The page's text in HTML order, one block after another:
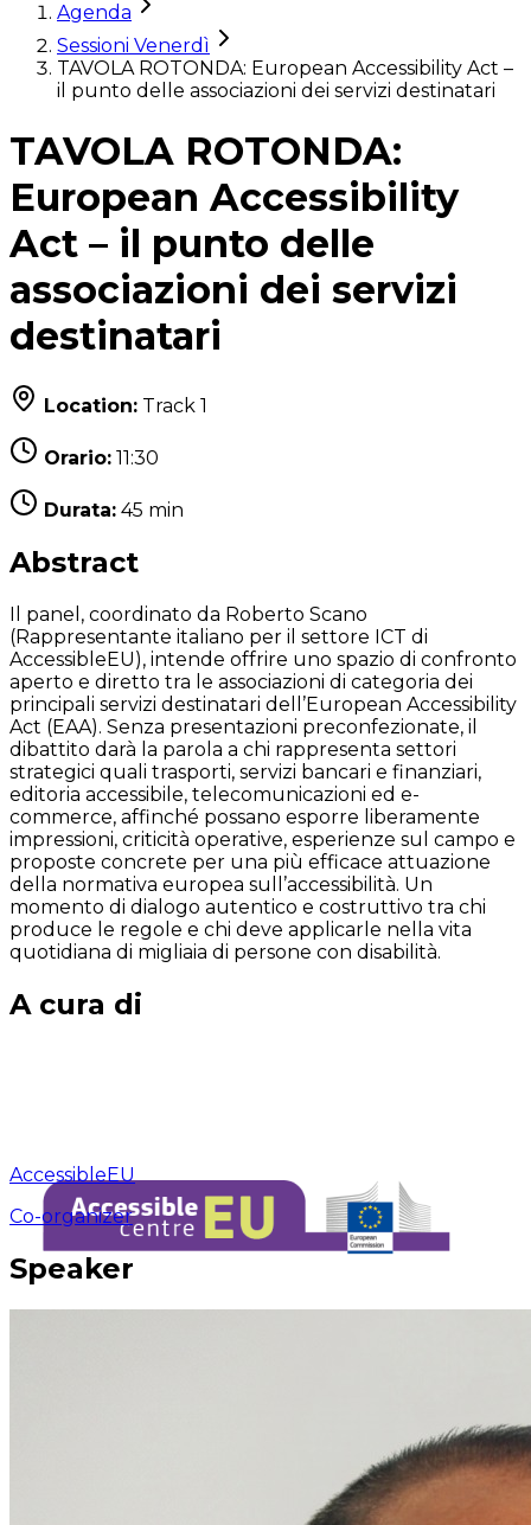
Agenda
Sessioni Venerdì
TAVOLA ROTONDA: European Accessibility Act –
il punto delle associazioni dei servizi destinatari
TAVOLA ROTONDA:
European Accessibility
Act – il punto delle
associazioni dei servizi
destinatari
Location: Track 1
Orario: 11:30
Durata: 45 min
Abstract
Il panel, coordinato da Roberto Scano
(Rappresentante italiano per il settore ICT di
AccessibleEU), intende offrire uno spazio di confronto
aperto e diretto tra le associazioni di categoria dei
principali servizi destinatari dell’European Accessibility
Act (EAA). Senza presentazioni preconfezionate, il
dibattito darà la parola a chi rappresenta settori
strategici quali trasporti, servizi bancari e finanziari,
editoria accessibile, telecomunicazioni ed e-
commerce, affinché possano esporre liberamente
impressioni, criticità operative, esperienze sul campo e
proposte concrete per una più efficace attuazione
della normativa europea sull’accessibilità. Un
momento di dialogo autentico e costruttivo tra chi
produce le regole e chi deve applicarle nella vita
quotidiana di migliaia di persone con disabilità.
A cura di
AccessibleEU
Co-organizer
Speaker